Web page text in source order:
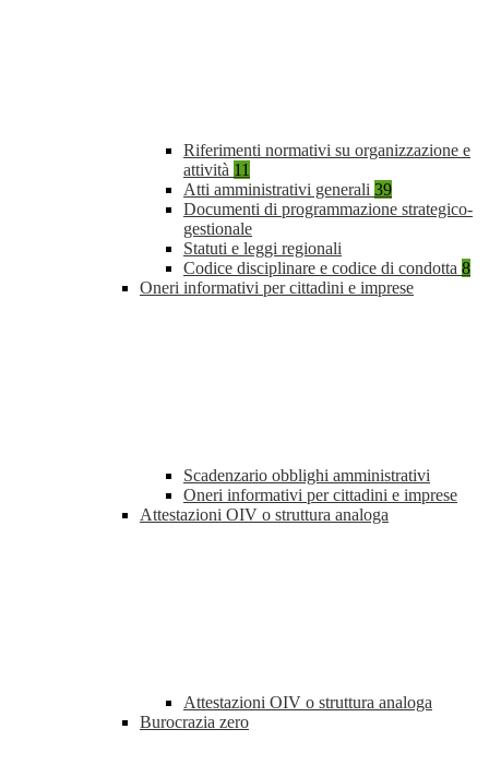
Riferimenti normativi su organizzazione e
attività 11
Atti amministrativi generali 39
Documenti di programmazione strategico-
gestionale
Statuti e leggi regionali
Codice disciplinare e codice di condotta 8
Oneri informativi per cittadini e imprese
Scadenzario obblighi amministrativi
Oneri informativi per cittadini e imprese
Attestazioni OIV o struttura analoga
Attestazioni OIV o struttura analoga
Burocrazia zero